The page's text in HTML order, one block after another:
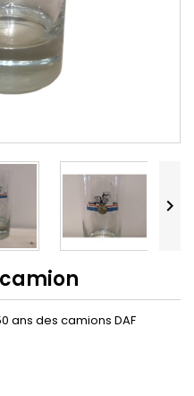

ans des camions DAF